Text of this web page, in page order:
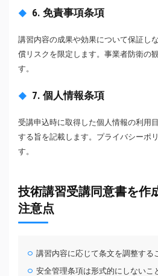
6. 免責事項条項
講習内容の成果や効果について保証し
償リスクを限定します。事業者防衛の
す。
7. 個人情報条項
受講申込時に取得した個人情報の利用
する旨を記載します。プライバシーポ
す。
技術講習受講同意書を作
注意点
講習内容に応じて条文を調整する
安全管理条項は形式的にしないこ